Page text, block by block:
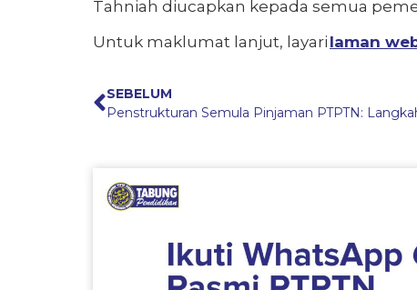
Tahniah diucapkan kepada semua
Untuk maklumat lanjut, layari laman
SEBELUM